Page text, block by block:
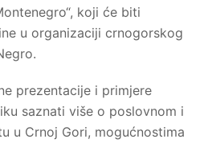
koji će biti
u organizaciji crnogorskog
prezentacije i primjere
saznati više o poslovnom i
u Crnoj Gori, mogućnostima